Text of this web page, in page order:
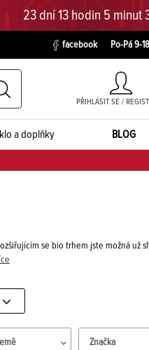
23 dní 13 hodin 5 minut
facebook Po-Pá 9-18
PŘIHLÁSIT SE /
a doplňky BLOG
se bio trhem jste možná už
Značka